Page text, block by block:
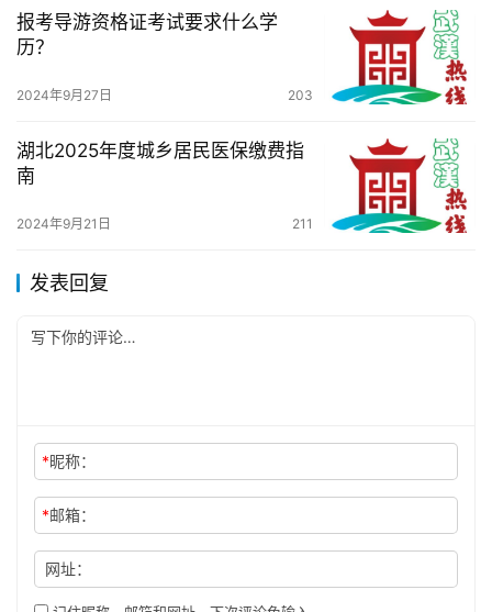
报考导游资格证考试要求什么学
历？
2024年9月27日 203
湖北2025年度城乡居民医保缴费指
南
2024年9月21日 211
发表回复
*昵称：
*邮箱：
网址：